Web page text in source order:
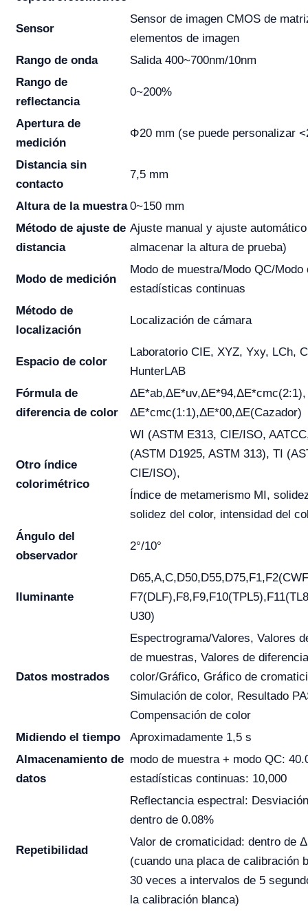
Sensor
Sensor de imagen CMOS de
elementos de imagen
Rango de onda
Salida 400~700nm/10nm
Rango de
reflectancia
0~200%
Apertura de
medición
Φ20 mm (se puede personalizar
Distancia sin
contacto
7,5 mm
Altura de la muestra 0~150 mm
Método de ajuste de
distancia
Ajuste manual y ajuste
almacenar la altura de prueba)
Modo de medición
Modo de muestra/Modo QC/Modo
estadísticas continuas
Método de
localización
Localización de cámara
Espacio de color
Laboratorio CIE, XYZ, Yxy, LCh,
HunterLAB
Fórmula de
diferencia de color
ΔE*ab,ΔE*uv,ΔE*94,ΔE*cmc(2:1),
ΔE*cmc(1:1),ΔE*00,ΔE(Cazador)
Otro índice
colorimétrico
WI (ASTM E313, CIE/ISO,
(ASTM D1925, ASTM 313), TI
CIE/ISO),
Índice de metamerismo MI,
solidez del color, intensidad del
Ángulo del
observador
2°/10°
Iluminante
U30)
Datos mostrados
Espectrograma/Valores, Valores
de muestras, Valores de
color/Gráfico, Gráfico de
Simulación de color, Resultado
Compensación de color
Midiendo el tiempo
Aproximadamente 1,5 s
Almacenamiento de
datos
modo de muestra + modo QC:
estadísticas continuas: 10,000
Repetibilidad
Reflectancia espectral:
dentro de 0.08%
Valor de cromaticidad: dentro de
(cuando una placa de calibración
30 veces a intervalos de 5
la calibración blanca)